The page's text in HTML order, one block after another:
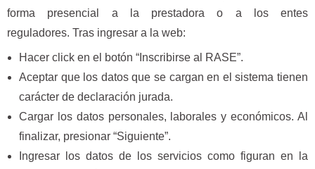
forma presencial a la prestadora o a los entes
reguladores. Tras ingresar a la web:
Hacer click en el botón “Inscribirse al RASE”.
Aceptar que los datos que se cargan en el sistema tienen
carácter de declaración jurada.
Cargar los datos personales, laborales y económicos. Al
finalizar, presionar “Siguiente”.
Ingresar los datos de los servicios como figuran en la